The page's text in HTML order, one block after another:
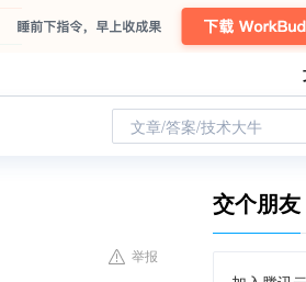
文章/答案/技术大牛
举报
交个朋友